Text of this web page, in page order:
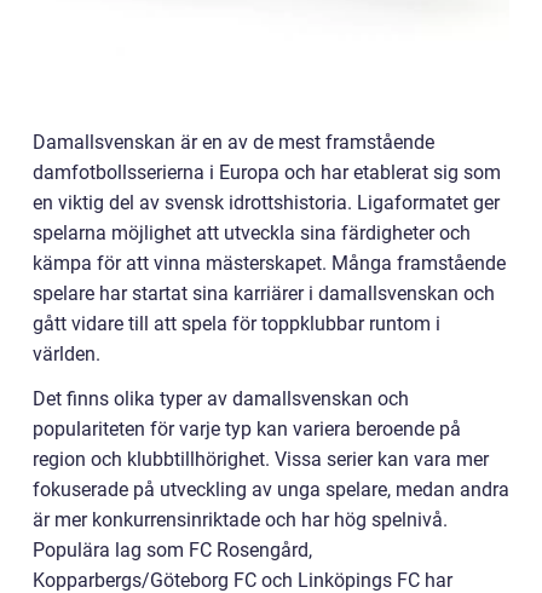
Damallsvenskan är en av de mest framstående
damfotbollsserierna i Europa och har etablerat sig som
en viktig del av svensk idrottshistoria. Ligaformatet ger
spelarna möjlighet att utveckla sina färdigheter och
kämpa för att vinna mästerskapet. Många framstående
spelare har startat sina karriärer i damallsvenskan och
gått vidare till att spela för toppklubbar runtom i
världen.
Det finns olika typer av damallsvenskan och
populariteten för varje typ kan variera beroende på
region och klubbtillhörighet. Vissa serier kan vara mer
fokuserade på utveckling av unga spelare, medan andra
är mer konkurrensinriktade och har hög spelnivå.
Populära lag som FC Rosengård,
Kopparbergs/Göteborg FC och Linköpings FC har